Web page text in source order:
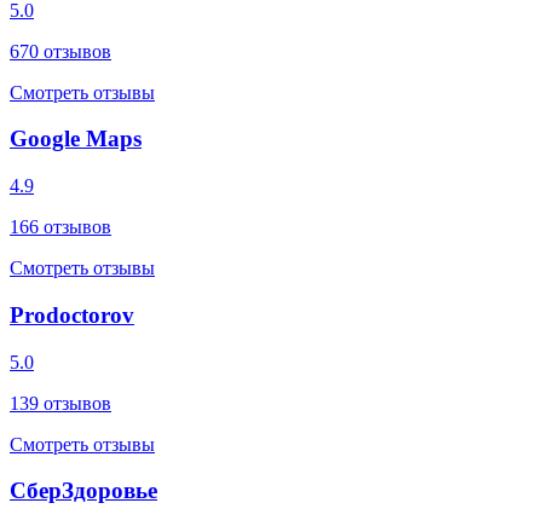
5.0
670 отзывов
Смотреть отзывы
Google Maps
4.9
166 отзывов
Смотреть отзывы
Prodoctorov
5.0
139 отзывов
Смотреть отзывы
СберЗдоровье